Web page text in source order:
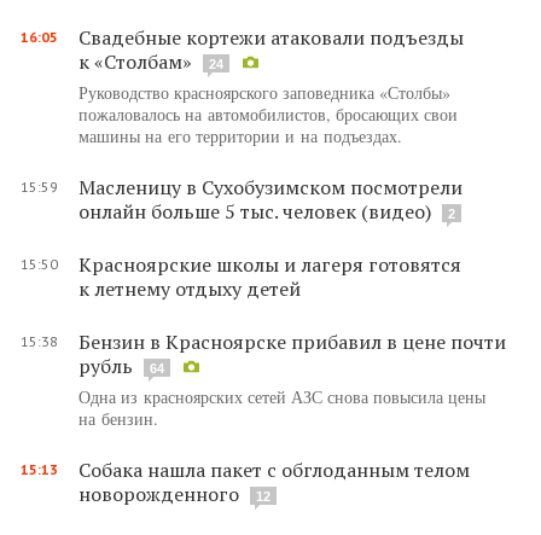
16:05
Свадебные кортежи атаковали подъезды
к «Столбам»
24
Руководство красноярского заповедника «Столбы»
пожаловалось на автомобилистов, бросающих свои
машины на его территории и на подъездах.
15:59
Масленицу в Сухобузимском посмотрели
онлайн больше 5 тыс. человек (видео)
2
15:50
Красноярские школы и лагеря готовятся
к летнему отдыху детей
15:38
Бензин в Красноярске прибавил в цене почти
рубль
64
Одна из красноярских сетей АЗС снова повысила цены
на бензин.
15:13
Собака нашла пакет с обглоданным телом
новорожденного
12